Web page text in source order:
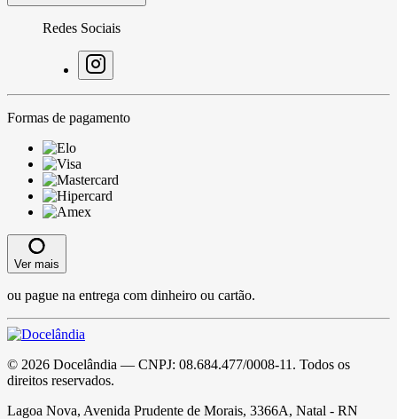
Redes Sociais
Formas de pagamento
Ver mais
ou pague na entrega com dinheiro ou cartão.
© 2026 Docelândia — CNPJ: 08.684.477/0008-11 . Todos os
direitos reservados.
Lagoa Nova, Avenida Prudente de Morais, 3366A, Natal - RN